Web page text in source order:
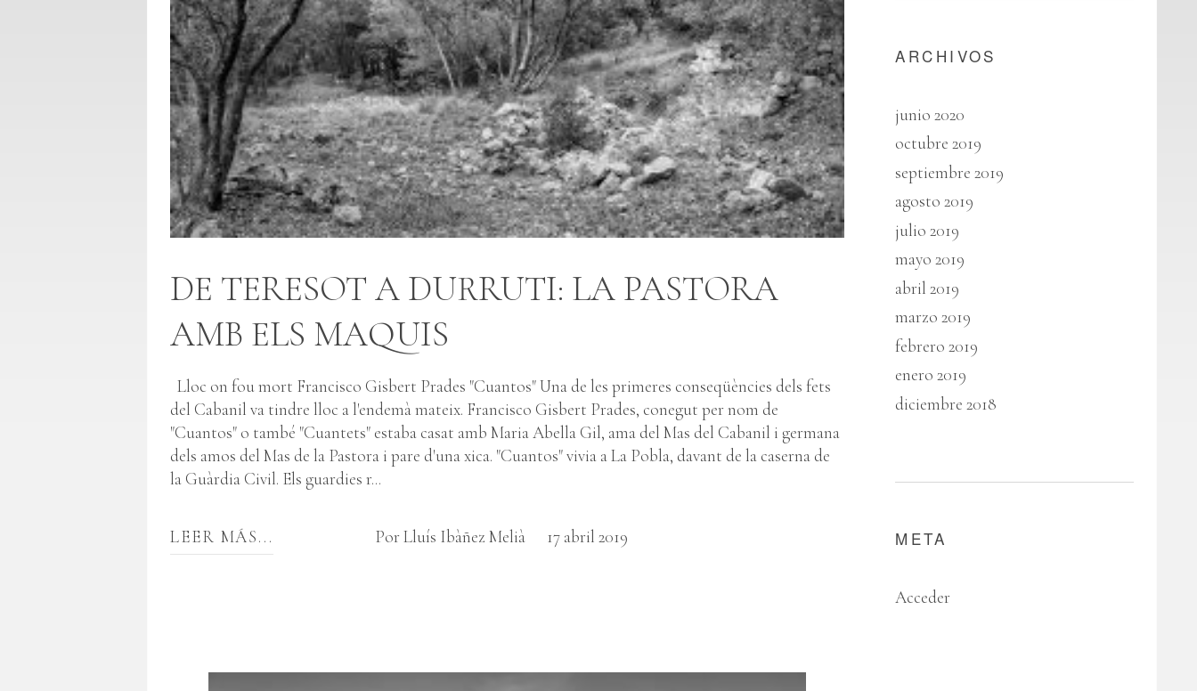
DE TERESOT A DURRUTI: LA PASTORA
AMB ELS MAQUIS
Lloc on fou mort Francisco Gisbert Prades "Cuantos" Una de les primeres conseqüències dels fets
del Cabanil va tindre lloc a l'endemà mateix. Francisco Gisbert Prades, conegut per nom de
"Cuantos" o també "Cuantets" estaba casat amb Maria Abella Gil, ama del Mas del Cabanil i germana
dels amos del Mas de la Pastora i pare d'una xica. "Cuantos" vivia a La Pobla, davant de la caserna de
la Guàrdia Civil. Els guardies r...
LEER MÁS... Por Lluís Ibàñez Melià 17 abril 2019
ARCHIVOS
junio 2020
octubre 2019
septiembre 2019
agosto 2019
julio 2019
mayo 2019
abril 2019
marzo 2019
febrero 2019
enero 2019
diciembre 2018
META
Acceder